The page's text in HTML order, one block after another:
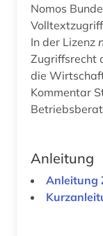
Nomos
In der Lizenz
Zugriffsrecht
die
Kommentar
Anleitung
Anleitung